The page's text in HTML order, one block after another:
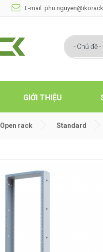
E-mail:
GIỚI THIỆU
Open rack Standard